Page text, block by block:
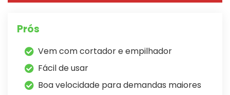
Prós
Vem com cortador e empilhador
Fácil de usar
Boa velocidade para demandas maiores